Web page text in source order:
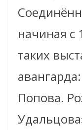
начиная с
таких
Попова.